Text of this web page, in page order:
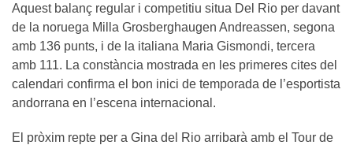
Aquest balanç regular i competitiu situa Del Rio per davant
de la noruega Milla Grosberghaugen Andreassen, segona
amb 136 punts, i de la italiana Maria Gismondi, tercera
amb 111. La constància mostrada en les primeres cites del
calendari confirma el bon inici de temporada de l’esportista
andorrana en l’escena internacional.
El pròxim repte per a Gina del Rio arribarà amb el Tour de